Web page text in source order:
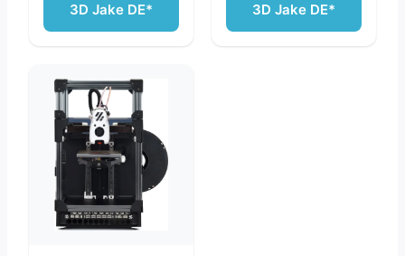
3D Jake DE*
3D Jake DE*